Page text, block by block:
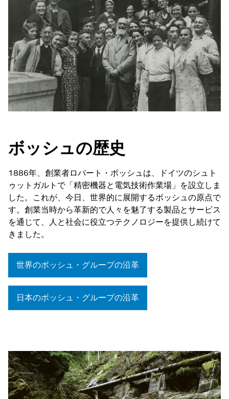
ボッシュの歴史
1886年、創業者ロバート・ボッシュは、ドイツのシュト
ゥットガルトで「精密機器と電気技術作業場」を設立しま
した。これが、今日、世界的に展開するボッシュの原点で
す。創業当時から革新的で人々を魅了する製品とサービス
を通じて、人と社会に役立つテクノロジーを提供し続けて
きました。
世界のボッシュ・グループの沿革
日本のボッシュ・グループの沿革